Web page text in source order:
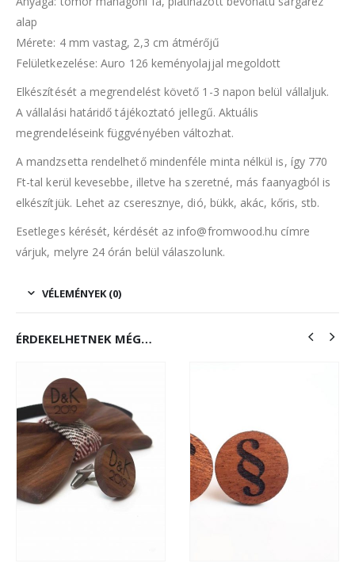
alap
Mérete: 4 mm vastag, 2,3 cm átmérőjű
Felületkezelése: Auro 126 keményolajjal megoldott
Elkészítését a megrendelést követő 1-3 napon belül vállaljuk.
A vállalási határidő tájékoztató jellegű. Aktuális
megrendeléseink függvényében változhat.
A mandzsetta rendelhető mindenféle minta nélkül is, így 770
Ft-tal kerül kevesebbe, illetve ha szeretné, más faanyagból is
elkészítjük. Lehet az cseresznye, dió, bükk, akác, kőris, stb.
Esetleges kérését, kérdését az info@fromwood.hu címre
várjuk, melyre 24 órán belül válaszolunk.
VÉLEMÉNYEK (0)
ÉRDEKELHETNEK MÉG…